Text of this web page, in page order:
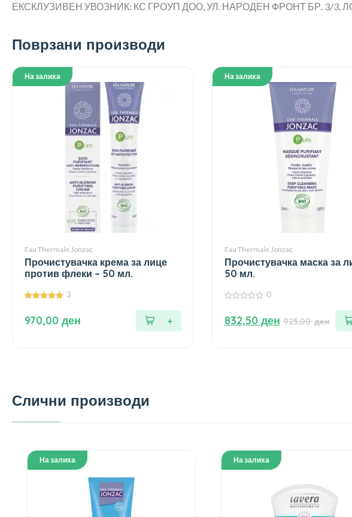
ЕКСКЛУЗИВЕН УВОЗНИК: КС ГРОУП ДОО, УЛ. НАРОДЕН ФРОНТ БР. 3/3,
Поврзани производи
На залиха
Eau Thermale Jonzac
Прочистувачка крема за лице
против флеки – 50 мл.
3
970,00 ден
На залиха
Eau Thermale Jonzac
Прочистувачка маска за
50 мл.
5
0
925,00ден
832,50 ден
Слични производи
На залиха На залиха